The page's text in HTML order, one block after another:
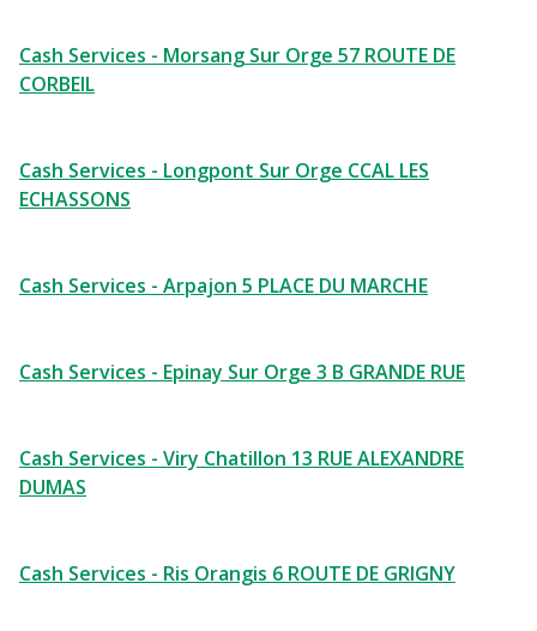
Cash Services - Morsang Sur Orge 57 ROUTE DE
CORBEIL
Cash Services - Longpont Sur Orge CCAL LES
ECHASSONS
Cash Services - Arpajon 5 PLACE DU MARCHE
Cash Services - Epinay Sur Orge 3 B GRANDE RUE
Cash Services - Viry Chatillon 13 RUE ALEXANDRE
DUMAS
Cash Services - Ris Orangis 6 ROUTE DE GRIGNY